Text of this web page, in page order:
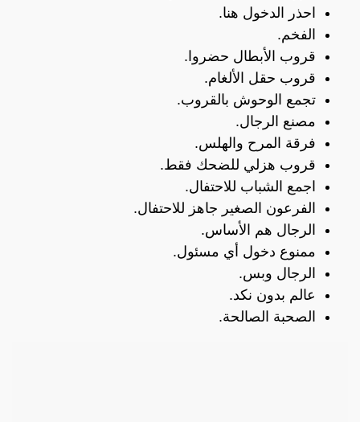
احذر الدخول هنا.
الفخم.
قروب الأبطال حضروا.
قروب حقل الألغام.
تجمع الوحوش بالقروب.
مصنع الرجال.
فرقة المرح والهلس.
قروب هزلي للضحك فقط.
اجمع الشباب للاحتفال.
الفرعون الصغير جاهز للاحتفال.
الرجال هم الأساس.
ممنوع دخول أي مسئول.
الرجال وبس.
عالم بدون نكد.
الصحبة الصالحة.